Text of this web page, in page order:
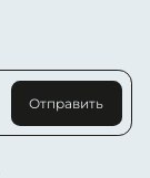
Отправить